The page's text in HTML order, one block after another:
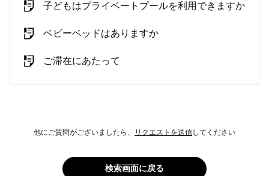
子どもはプライベートプールを利用できますか
ベビーベッドはありますか
ご滞在にあたって
他にご質問がございましたら、 リクエストを送信してください
検索画面に戻る